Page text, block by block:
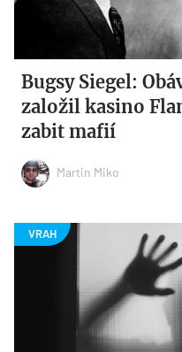
Bugsy Siegel:
založil kasino
zabit mafií
Martin Miko